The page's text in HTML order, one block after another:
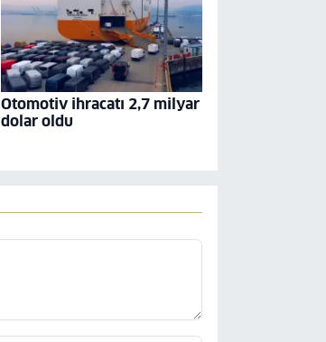
Otomotiv ihracatı 2,7 milyar
dolar oldu